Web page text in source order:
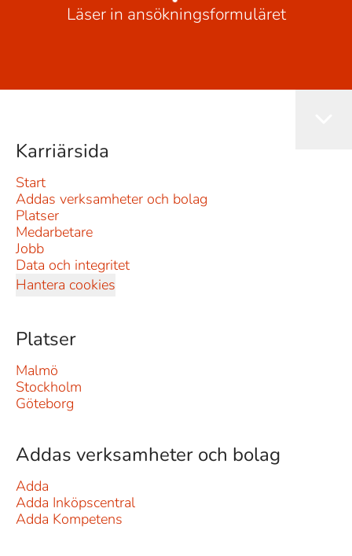
Läser in ansökningsformuläret
Karriärsida
Start
Addas verksamheter och bolag
Platser
Medarbetare
Jobb
Data och integritet
Hantera cookies
Platser
Malmö
Stockholm
Göteborg
Addas verksamheter och bolag
Adda
Adda Inköpscentral
Adda Kompetens